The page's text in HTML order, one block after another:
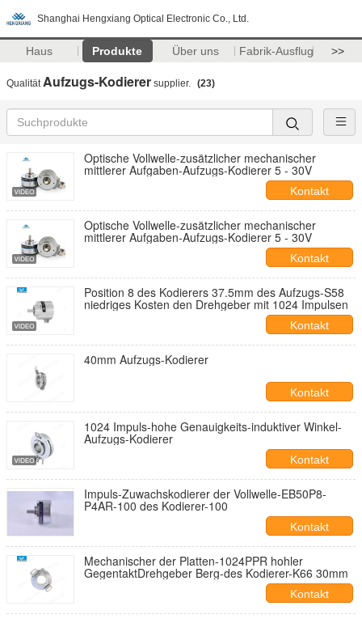
Shanghai Hengxiang Optical Electronic Co., Ltd.
Haus Produkte Über uns Fabrik-Ausflug >>
QualitätAufzugs-Kodierer supplier. (23)
Optische Vollwelle-zusätzlicher mechanischer
mittlerer Aufgaben-Aufzugs-Kodierer 5 - 30V
Kontakt
Optische Vollwelle-zusätzlicher mechanischer
mittlerer Aufgaben-Aufzugs-Kodierer 5 - 30V
Kontakt
Position 8 des Kodierers 37.5mm des Aufzugs-S58
niedriges Kosten den Drehgeber mit 1024 Impulsen
Kontakt
40mm Aufzugs-Kodierer
Kontakt
1024 Impuls-hohe Genauigkeits-induktiver Winkel-
Aufzugs-Kodierer
Kontakt
Impuls-Zuwachskodierer der Vollwelle-EB50P8-
P4AR-100 des Kodierer-100
Kontakt
Mechanischer der Platten-1024PPR hohler
GegentaktDrehgeber Berg-des Kodierer-K66 30mm
Kontakt